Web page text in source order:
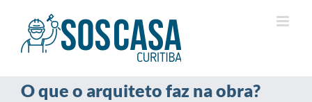
O que o arquiteto faz na obra?